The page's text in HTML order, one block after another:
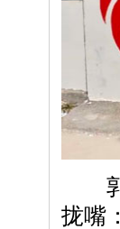
郭
拢嘴